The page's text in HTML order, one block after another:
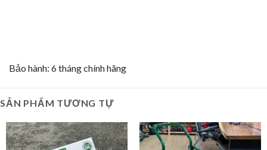
Bảo hành: 6 tháng chính hãng
SẢN PHẨM TƯƠNG TỰ